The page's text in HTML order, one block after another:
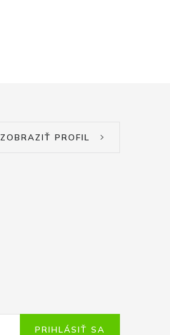
ZOBRAZIŤ PROFIL
PRIHLÁSIŤ SA